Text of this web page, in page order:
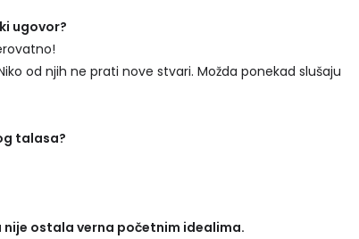
ugovor?
od njih ne prati nove stvari. Možda ponekad slušaju
talasa?
ostala verna početnim idealima.